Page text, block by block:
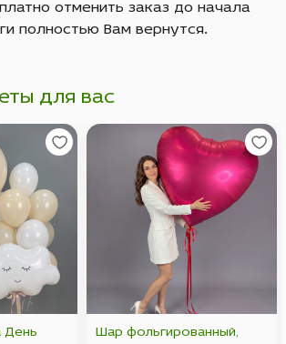
отменить заказ до начала
полностью Вам вернутся.
для вас
День
Шар фольгированный,